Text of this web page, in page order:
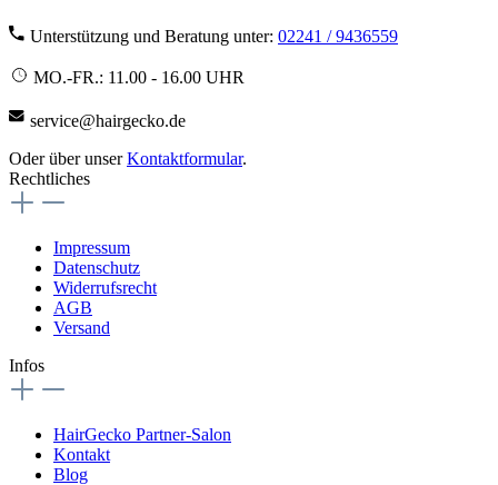
Unterstützung und Beratung unter: 02241 / 9436559
MO.-FR.: 11.00 - 16.00 UHR
service@hairgecko.de
Oder über unserKontaktformular.
Rechtliches
Impressum
Datenschutz
Widerrufsrecht
AGB
Versand
Infos
HairGecko Partner-Salon
Kontakt
Blog